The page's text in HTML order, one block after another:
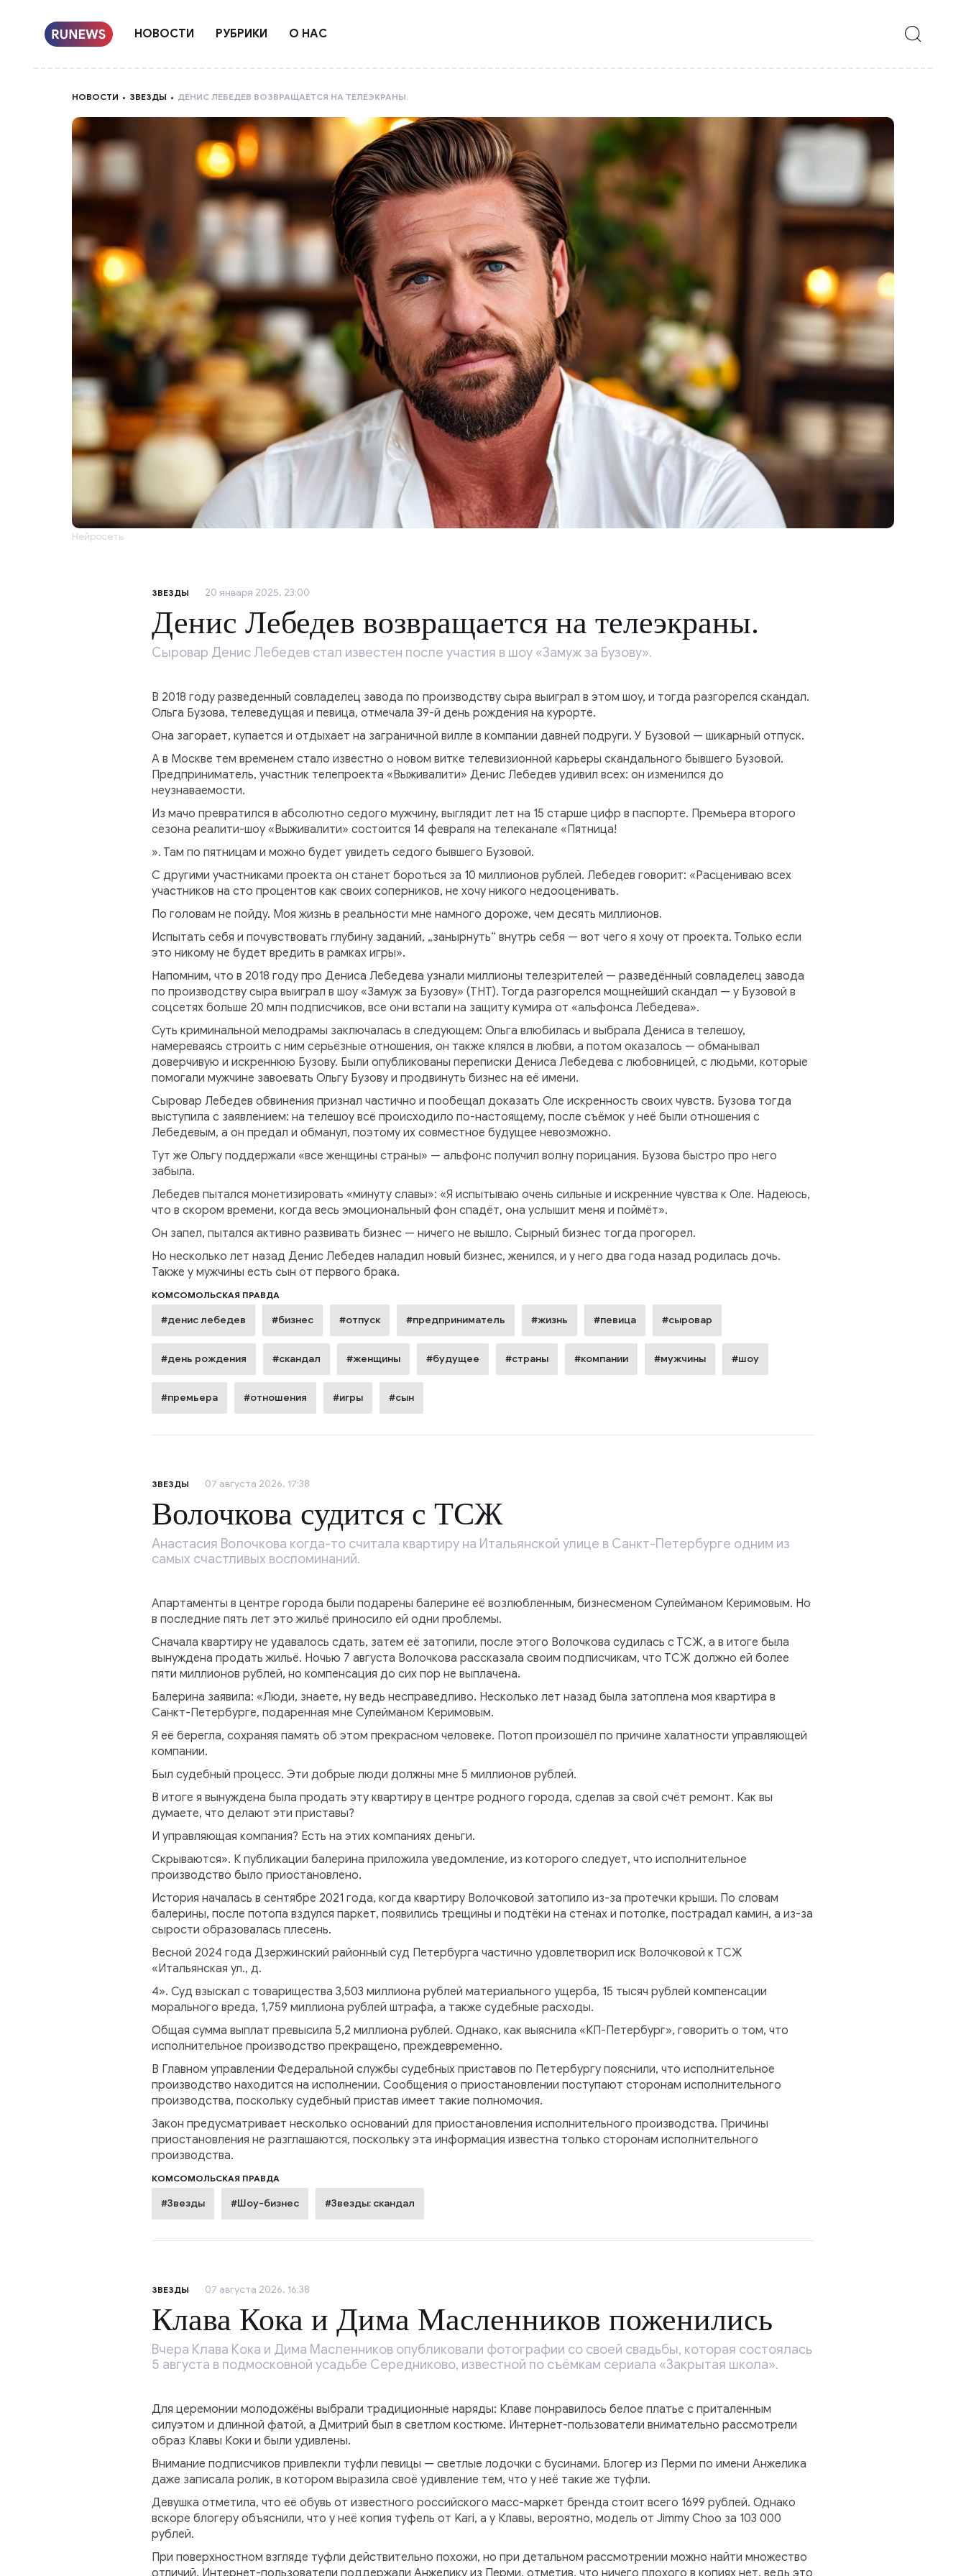
НОВОСТИ РУБРИКИ О НАС
НОВОСТИ ЗВЕЗДЫ ДЕНИС ЛЕБЕДЕВ ВОЗВРАЩАЕТСЯ НА ТЕЛЕЭКРАНЫ.
Нейросеть
ЗВЕЗДЫ 20 января 2025, 23:00
Денис Лебедев возвращается на телеэкраны.
Сыровар Денис Лебедев стал известен после участия в шоу «Замуж за Бузову».
В 2018 году разведенный совладелец завода по производству сыра выиграл в этом шоу, и тогда разгорелся скандал.
Ольга Бузова, телеведущая и певица, отмечала 39-й день рождения на курорте.
Она загорает, купается и отдыхает на заграничной вилле в компании давней подруги. У Бузовой — шикарный отпуск.
А в Москве тем временем стало известно о новом витке телевизионной карьеры скандального бывшего Бузовой.
Предприниматель, участник телепроекта «Выживалити» Денис Лебедев удивил всех: он изменился до
неузнаваемости.
Из мачо превратился в абсолютно седого мужчину, выглядит лет на 15 старше цифр в паспорте. Премьера второго
сезона реалити-шоу «Выживалити» состоится 14 февраля на телеканале «Пятница!
». Там по пятницам и можно будет увидеть седого бывшего Бузовой.
С другими участниками проекта он станет бороться за 10 миллионов рублей. Лебедев говорит: «Расцениваю всех
участников на сто процентов как своих соперников, не хочу никого недооценивать.
По головам не пойду. Моя жизнь в реальности мне намного дороже, чем десять миллионов.
Испытать себя и почувствовать глубину заданий, „занырнуть“ внутрь себя — вот чего я хочу от проекта. Только если
это никому не будет вредить в рамках игры».
Напомним, что в 2018 году про Дениса Лебедева узнали миллионы телезрителей — разведённый совладелец завода
по производству сыра выиграл в шоу «Замуж за Бузову» (ТНТ). Тогда разгорелся мощнейший скандал — у Бузовой в
соцсетях больше 20 млн подписчиков, все они встали на защиту кумира от «альфонса Лебедева».
Суть криминальной мелодрамы заключалась в следующем: Ольга влюбилась и выбрала Дениса в телешоу,
намереваясь строить с ним серьёзные отношения, он также клялся в любви, а потом оказалось — обманывал
доверчивую и искреннюю Бузову. Были опубликованы переписки Дениса Лебедева с любовницей, с людьми, которые
помогали мужчине завоевать Ольгу Бузову и продвинуть бизнес на её имени.
Сыровар Лебедев обвинения признал частично и пообещал доказать Оле искренность своих чувств. Бузова тогда
выступила с заявлением: на телешоу всё происходило по-настоящему, после съёмок у неё были отношения с
Лебедевым, а он предал и обманул, поэтому их совместное будущее невозможно.
Тут же Ольгу поддержали «все женщины страны» — альфонс получил волну порицания. Бузова быстро про него
забыла.
Лебедев пытался монетизировать «минуту славы»: «Я испытываю очень сильные и искренние чувства к Оле. Надеюсь,
что в скором времени, когда весь эмоциональный фон спадёт, она услышит меня и поймёт».
Он запел, пытался активно развивать бизнес — ничего не вышло. Сырный бизнес тогда прогорел.
Но несколько лет назад Денис Лебедев наладил новый бизнес, женился, и у него два года назад родилась дочь.
Также у мужчины есть сын от первого брака.
КОМСОМОЛЬСКАЯ ПРАВДА
#денис лебедев #бизнес #отпуск #предприниматель #жизнь #певица #сыровар
#день рождения #скандал #женщины #будущее #страны #компании #мужчины #шоу
#премьера #отношения #игры #сын
ЗВЕЗДЫ 07 августа 2026, 17:38
Волочкова судится с ТСЖ
Анастасия Волочкова когда-то считала квартиру на Итальянской улице в Санкт-Петербурге одним из
самых счастливых воспоминаний.
Апартаменты в центре города были подарены балерине её возлюбленным, бизнесменом Сулейманом Керимовым. Но
в последние пять лет это жильё приносило ей одни проблемы.
Сначала квартиру не удавалось сдать, затем её затопили, после этого Волочкова судилась с ТСЖ, а в итоге была
вынуждена продать жильё. Ночью 7 августа Волочкова рассказала своим подписчикам, что ТСЖ должно ей более
пяти миллионов рублей, но компенсация до сих пор не выплачена.
Балерина заявила: «Люди, знаете, ну ведь несправедливо. Несколько лет назад была затоплена моя квартира в
Санкт-Петербурге, подаренная мне Сулейманом Керимовым.
Я её берегла, сохраняя память об этом прекрасном человеке. Потоп произошёл по причине халатности управляющей
компании.
Был судебный процесс. Эти добрые люди должны мне 5 миллионов рублей.
В итоге я вынуждена была продать эту квартиру в центре родного города, сделав за свой счёт ремонт. Как вы
думаете, что делают эти приставы?
И управляющая компания? Есть на этих компаниях деньги.
Скрываются». К публикации балерина приложила уведомление, из которого следует, что исполнительное
производство было приостановлено.
История началась в сентябре 2021 года, когда квартиру Волочковой затопило из-за протечки крыши. По словам
балерины, после потопа вздулся паркет, появились трещины и подтёки на стенах и потолке, пострадал камин, а из-за
сырости образовалась плесень.
Весной 2024 года Дзержинский районный суд Петербурга частично удовлетворил иск Волочковой к ТСЖ
«Итальянская ул., д.
4». Суд взыскал с товарищества 3,503 миллиона рублей материального ущерба, 15 тысяч рублей компенсации
морального вреда, 1,759 миллиона рублей штрафа, а также судебные расходы.
Общая сумма выплат превысила 5,2 миллиона рублей. Однако, как выяснила «КП-Петербург», говорить о том, что
исполнительное производство прекращено, преждевременно.
В Главном управлении Федеральной службы судебных приставов по Петербургу пояснили, что исполнительное
производство находится на исполнении. Сообщения о приостановлении поступают сторонам исполнительного
производства, поскольку судебный пристав имеет такие полномочия.
Закон предусматривает несколько оснований для приостановления исполнительного производства. Причины
приостановления не разглашаются, поскольку эта информация известна только сторонам исполнительного
производства.
КОМСОМОЛЬСКАЯ ПРАВДА
#Звезды #Шоу-бизнес #Звезды: скандал
ЗВЕЗДЫ 07 августа 2026, 16:38
Клава Кока и Дима Масленников поженились
Вчера Клава Кока и Дима Масленников опубликовали фотографии со своей свадьбы, которая состоялась
5 августа в подмосковной усадьбе Середниково, известной по съёмкам сериала «Закрытая школа».
Для церемонии молодожёны выбрали традиционные наряды: Клаве понравилось белое платье с приталенным
силуэтом и длинной фатой, а Дмитрий был в светлом костюме. Интернет-пользователи внимательно рассмотрели
образ Клавы Коки и были удивлены.
Внимание подписчиков привлекли туфли певицы — светлые лодочки с бусинами. Блогер из Перми по имени Анжелика
даже записала ролик, в котором выразила своё удивление тем, что у неё такие же туфли.
Девушка отметила, что её обувь от известного российского масс-маркет бренда стоит всего 1699 рублей. Однако
вскоре блогеру объяснили, что у неё копия туфель от Kari, а у Клавы, вероятно, модель от Jimmy Choo за 103 000
рублей.
При поверхностном взгляде туфли действительно похожи, но при детальном рассмотрении можно найти множество